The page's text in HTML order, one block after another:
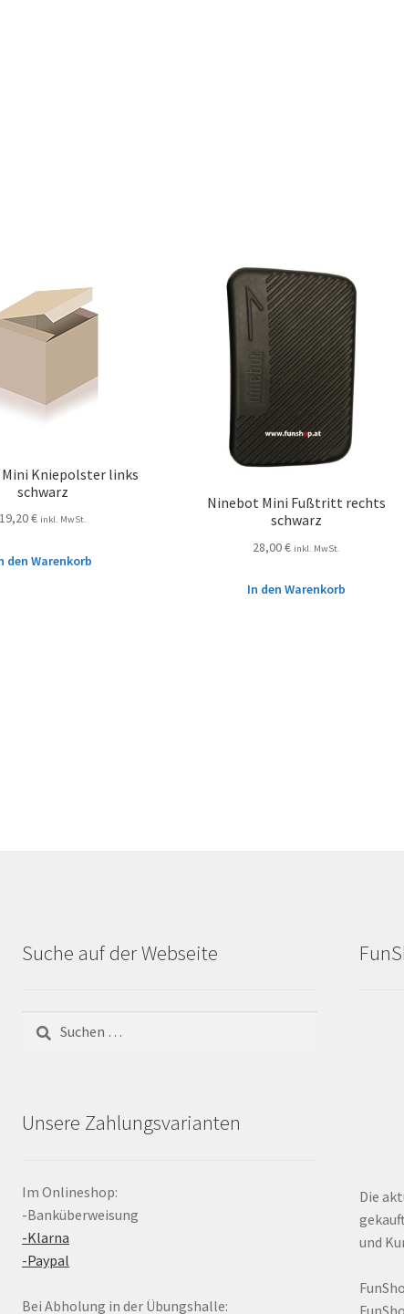
Kniepolster links
schwarz
19,20€ inkl. MwSt.
den Warenkorb
Ninebot Mini Fußtritt rechts
schwarz
28,00€ inkl. MwSt.
In den Warenkorb
Suche auf der Webseite
nach:
Unsere Zahlungsvarianten
Im Onlineshop:
-Banküberweisung
-Klarna
-Paypal
Bei Abholung in der Übungshalle:
Die
und